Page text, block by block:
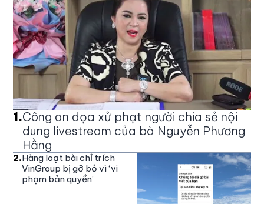
1.Công an dọa xử phạt người chia sẻ nội
dung livestream của bà Nguyễn Phương
Hằng
2.Hàng loạt bài chỉ trích
VinGroup bị gỡ bỏ vì ‘vi
phạm bản quyền’